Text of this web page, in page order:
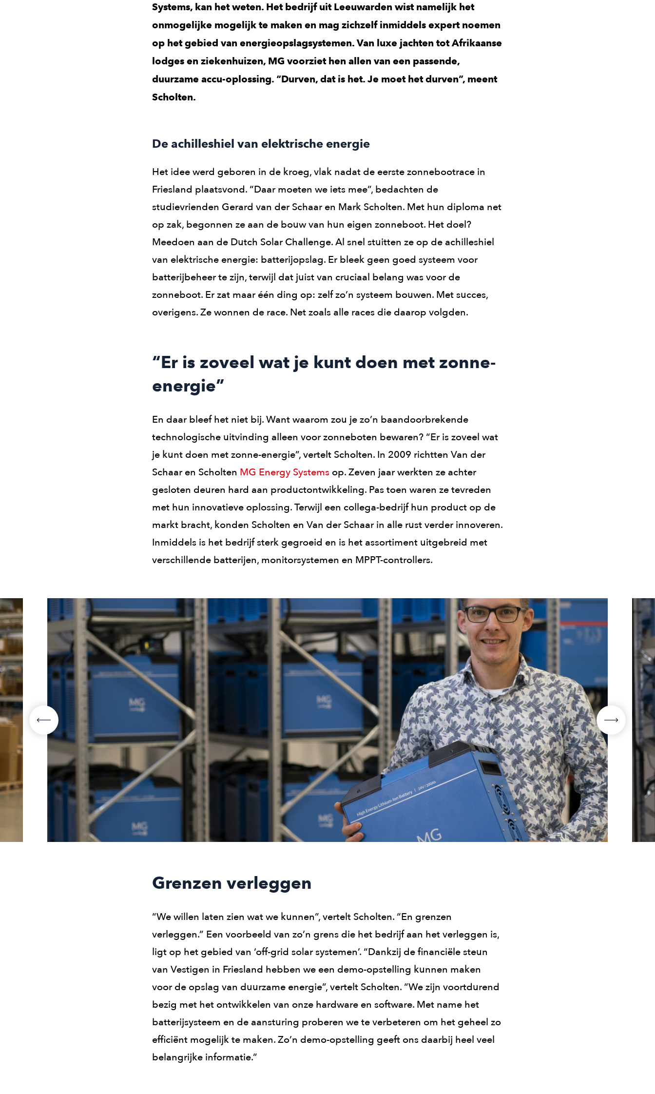
Systems, kan het weten. Het bedrijf uit Leeuwarden wist namelijk het
onmogelijke mogelijk te maken en mag zichzelf inmiddels expert noemen
op het gebied van energieopslagsystemen. Van luxe jachten tot Afrikaanse
lodges en ziekenhuizen, MG voorziet hen allen van een passende,
duurzame accu-oplossing. “Durven, dat is het. Je moet het durven”, meent
Scholten.
De achilleshiel van elektrische energie
Het idee werd geboren in de kroeg, vlak nadat de eerste zonnebootrace in
Friesland plaatsvond. “Daar moeten we iets mee”, bedachten de
studievrienden Gerard van der Schaar en Mark Scholten. Met hun diploma net
op zak, begonnen ze aan de bouw van hun eigen zonneboot. Het doel?
Meedoen aan de Dutch Solar Challenge. Al snel stuitten ze op de achilleshiel
van elektrische energie: batterijopslag. Er bleek geen goed systeem voor
batterijbeheer te zijn, terwijl dat juist van cruciaal belang was voor de
zonneboot. Er zat maar één ding op: zelf zo’n systeem bouwen. Met succes,
overigens. Ze wonnen de race. Net zoals alle races die daarop volgden.
“Er is zoveel wat je kunt doen met zonne-
energie”
En daar bleef het niet bij. Want waarom zou je zo’n baandoorbrekende
technologische uitvinding alleen voor zonneboten bewaren? “Er is zoveel wat
je kunt doen met zonne-energie”, vertelt Scholten. In 2009 richtten Van der
Schaar en Scholten MG Energy Systems op. Zeven jaar werkten ze achter
gesloten deuren hard aan productontwikkeling. Pas toen waren ze tevreden
met hun innovatieve oplossing. Terwijl een collega-bedrijf hun product op de
markt bracht, konden Scholten en Van der Schaar in alle rust verder innoveren.
Inmiddels is het bedrijf sterk gegroeid en is het assortiment uitgebreid met
verschillende batterijen, monitorsystemen en MPPT-controllers.
Grenzen verleggen
“We willen laten zien wat we kunnen”, vertelt Scholten. “En grenzen
verleggen.” Een voorbeeld van zo’n grens die het bedrijf aan het verleggen is,
ligt op het gebied van ‘off-grid solar systemen’. “Dankzij de financiële steun
van Vestigen in Friesland hebben we een demo-opstelling kunnen maken
voor de opslag van duurzame energie”, vertelt Scholten. “We zijn voortdurend
bezig met het ontwikkelen van onze hardware en software. Met name het
batterijsysteem en de aansturing proberen we te verbeteren om het geheel zo
efficiënt mogelijk te maken. Zo’n demo-opstelling geeft ons daarbij heel veel
belangrijke informatie.”